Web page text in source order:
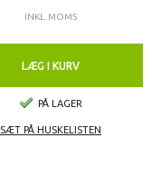
INKL. MOMS
LÆG I KURV
PÅ LAGER
SÆT PÅ HUSKELISTEN